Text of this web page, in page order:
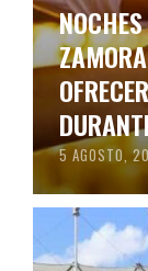
5 AGOSTO,